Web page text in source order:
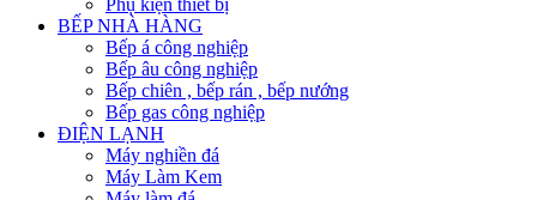
Phụ kiện thiết bị
BẾP NHÀ HÀNG
Bếp á công nghiệp
Bếp âu công nghiệp
Bếp chiên , bếp rán , bếp nướng
Bếp gas công nghiệp
ĐIỆN LẠNH
Máy nghiền đá
Máy Làm Kem